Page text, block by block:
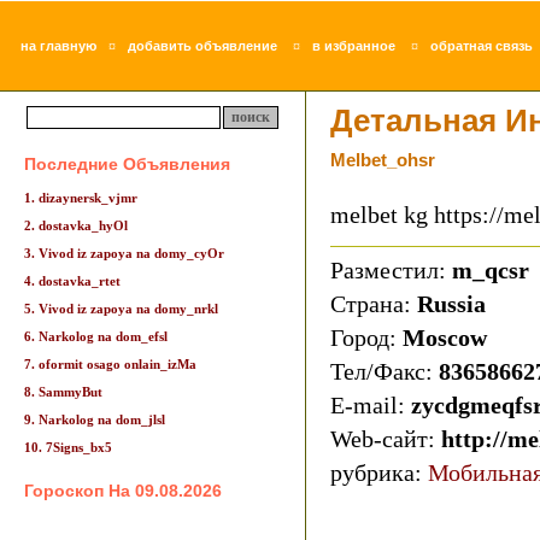
на главную ¤ добавить объявление ¤ в избранное ¤ обратная связь
Последние Объявления
1. dizaynersk_vjmr
2. dostavka_hyOl
3. Vivod iz zapoya na domy_cyOr
4. dostavka_rtet
5. Vivod iz zapoya na domy_nrkl
6. Narkolog na dom_efsl
7. oformit osago onlain_izMa
8. SammyBut
9. Narkolog na dom_jlsl
10. 7Signs_bx5
Гороскоп На 09.08.2026
Детальная
Melbet_ohsr
melbet kg https://
Разместил: m_qcsr
Страна: Russia
Город: Moscow
Тел/Факс:
E-mail:
Web-сайт: http://
рубрика: